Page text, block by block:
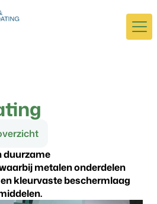
duurzame
metalen onderdelen
kleurvaste beschermlaag